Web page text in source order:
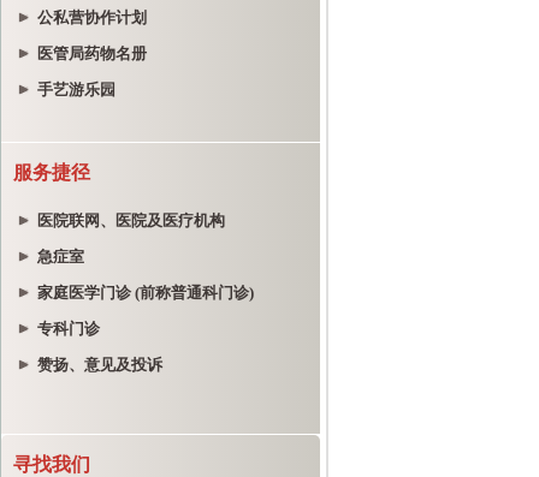
公私营协作计划
医管局药物名册
手艺游乐园
服务捷径
医院联网、医院及医疗机构
急症室
家庭医学门诊 (前称普通科门诊)
专科门诊
赞扬、意见及投诉
寻找我们